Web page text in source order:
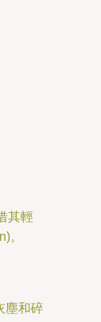
其輕
。
塵和碎